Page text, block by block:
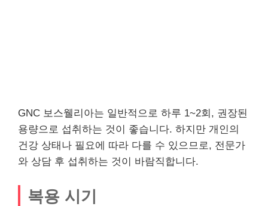
GNC 보스웰리아는 일반적으로 하루 1~2회, 권장된
용량으로 섭취하는 것이 좋습니다. 하지만 개인의
건강 상태나 필요에 따라 다를 수 있으므로, 전문가
와 상담 후 섭취하는 것이 바람직합니다.
복용 시기